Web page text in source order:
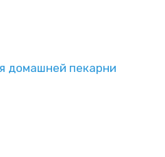
домашней пекарни